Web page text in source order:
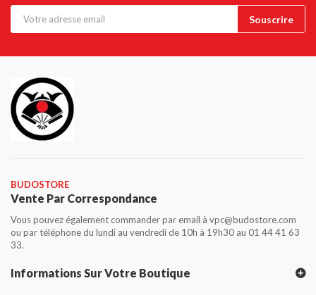
BUDOSTORE
Vente Par Correspondance
Vous pouvez également commander par email à vpc@budostore.com
ou par téléphone du lundi au vendredi de 10h à 19h30 au 01 44 41 63
33.
Informations Sur Votre Boutique